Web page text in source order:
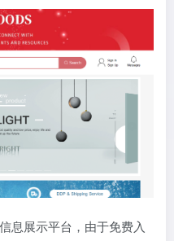
息展示平台，由于免费入